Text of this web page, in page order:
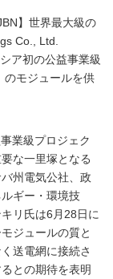
】世界最大級の
Co., Ltd.
ア初の公益事業級
のモジュールを供
業級プロジェク
な一里塚となる
州電気公社、政
ギー・環境技
リ氏は6月28日に
ジュールの質と
送電網に接続さ
との期待を表明